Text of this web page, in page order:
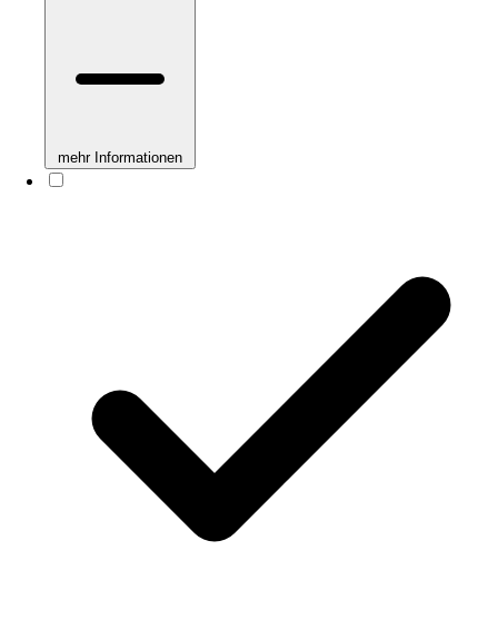
mehr Informationen